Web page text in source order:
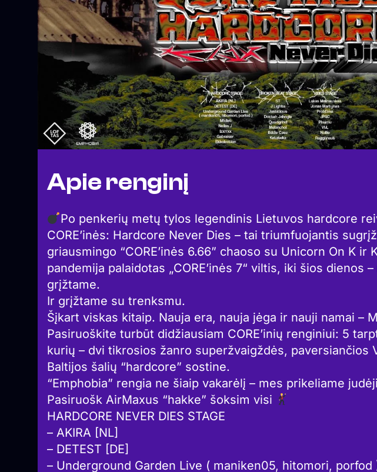
Apie renginį
Po penkerių metų tylos legendinis Lietuvos hardcore
CORE’inės: Hardcore Never Dies – tai triumfuojantis
griausmingo “CORE’inės 6.66” chaoso su Unicorn On K ir
pandemija palaidotas „CORE’inės 7“ viltis, iki šios dienos
grįžtame.
Ir grįžtame su trenksmu.
Šįkart viskas kitaip. Nauja era, nauja jėga ir nauji namai –
Pasiruoškite turbūt didžiausiam CORE’inių renginiui: 5
kurių – dvi tikrosios žanro superžvaigždės, paversiančios
Baltijos šalių “hardcore” sostine.
“Emphobia” rengia ne šiaip vakarėlį – mes prikeliame
Pasiruošk AirMaxus “hakke” šoksim visi
HARDCORE NEVER DIES STAGE
– AKIRA [NL]
– DETEST [DE]
– Underground Garden Live ( maniken05, hitomori, porfod